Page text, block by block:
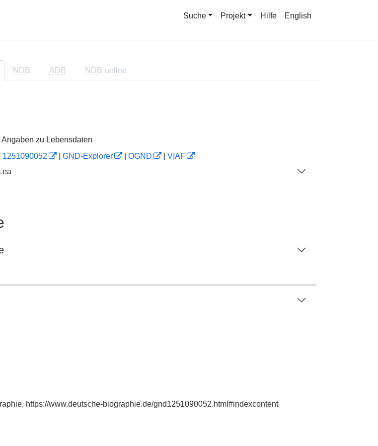
Suche Projekt Hilfe English
NDB ADB NDB-online
Angaben zu Lebensdaten
1251090052 GND-Explorer OGND
VIAF
https://www.deutsche-biographie.de/gnd1251090052.html#indexcontent